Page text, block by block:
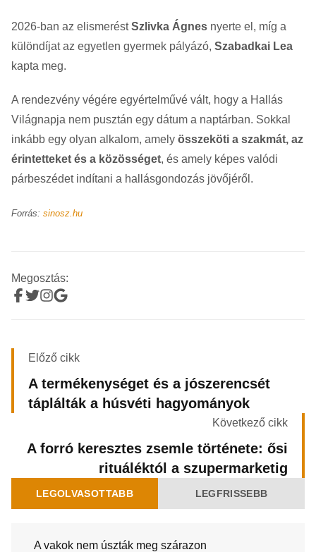
2026-ban az elismeréstSzlivka Ágnes nyerte el, míg a
különdíjat az egyetlen gyermek pályázó, Szabadkai Lea
kapta meg.
A rendezvény végére egyértelművé vált, hogy a Hallás
Világnapja nem pusztán egy dátum a naptárban. Sokkal
inkább egy olyan alkalom, amely összeköti a szakmát, az
érintetteket és a közösséget, és amely képes valódi
párbeszédet indítani a hallásgondozás jövőjéről.
Forrás: sinosz.hu
Megosztás:
Előző cikk
A termékenységet és a jószerencsét
táplálták a húsvéti hagyományok
Következő cikk
A forró keresztes zsemle története: ősi
rituáléktól a szupermarketig
LEGOLVASOTTABB LEGFRISSEBB
A vakok nem úszták meg szárazon